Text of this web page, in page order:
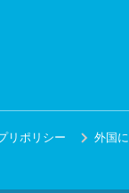
リポリシー 外国